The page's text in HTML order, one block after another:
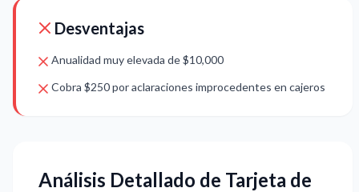
Desventajas
Anualidad muy elevada de $10,000
Cobra $250 por aclaraciones improcedentes en cajeros
Análisis Detallado de Tarjeta de